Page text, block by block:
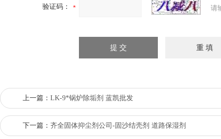
验证码： 请
上一篇： LK-9*锅炉除垢剂 蓝凯批发
下一篇： 齐全固体抑尘剂公司-固沙结壳剂 道路保湿剂